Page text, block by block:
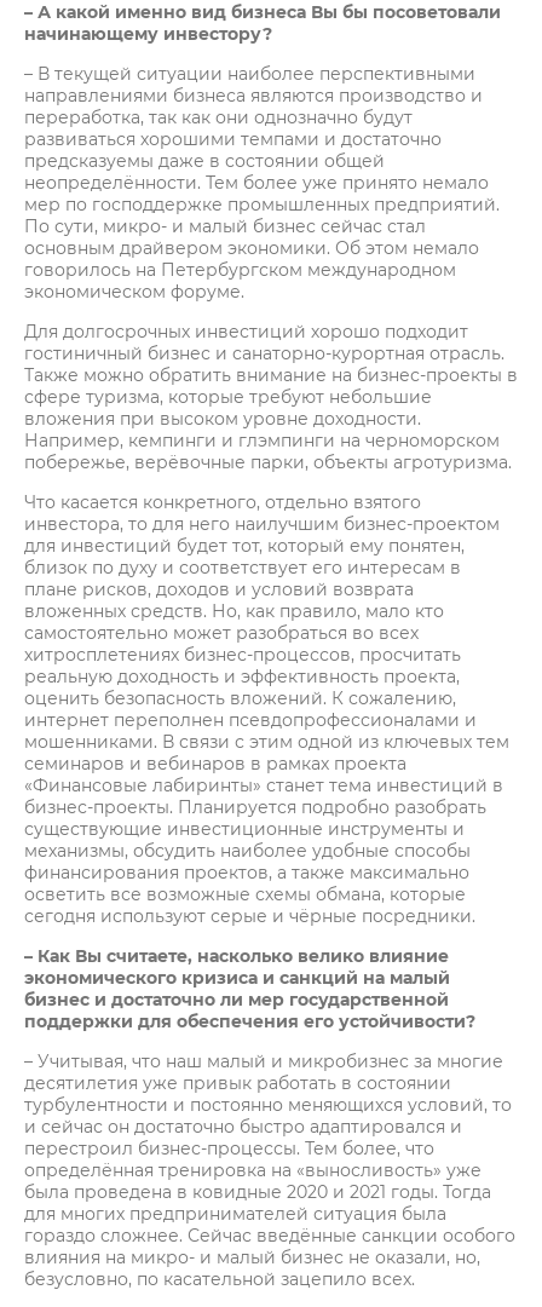
– А какой именно вид бизнеса Вы бы посоветовали
начинающему инвестору?
– В текущей ситуации наиболее перспективными
направлениями бизнеса являются производство и
переработка, так как они однозначно будут
развиваться хорошими темпами и достаточно
предсказуемы даже в состоянии общей
неопределённости. Тем более уже принято немало
мер по господдержке промышленных предприятий.
По сути, микро- и малый бизнес сейчас стал
основным драйвером экономики. Об этом немало
говорилось на Петербургском международном
экономическом форуме.
Для долгосрочных инвестиций хорошо подходит
гостиничный бизнес и санаторно-курортная отрасль.
Также можно обратить внимание на бизнес-проекты в
сфере туризма, которые требуют небольшие
вложения при высоком уровне доходности.
Например, кемпинги и глэмпинги на черноморском
побережье, верёвочные парки, объекты агротуризма.
Что касается конкретного, отдельно взятого
инвестора, то для него наилучшим бизнес-проектом
для инвестиций будет тот, который ему понятен,
близок по духу и соответствует его интересам в
плане рисков, доходов и условий возврата
вложенных средств. Но, как правило, мало кто
самостоятельно может разобраться во всех
хитросплетениях бизнес-процессов, просчитать
реальную доходность и эффективность проекта,
оценить безопасность вложений. К сожалению,
интернет переполнен псевдопрофессионалами и
мошенниками. В связи с этим одной из ключевых тем
семинаров и вебинаров в рамках проекта
«Финансовые лабиринты» станет тема инвестиций в
бизнес-проекты. Планируется подробно разобрать
существующие инвестиционные инструменты и
механизмы, обсудить наиболее удобные способы
финансирования проектов, а также максимально
осветить все возможные схемы обмана, которые
сегодня используют серые и чёрные посредники.
– Как Вы считаете, насколько велико влияние
экономического кризиса и санкций на малый
бизнес и достаточно ли мер государственной
поддержки для обеспечения его устойчивости?
– Учитывая, что наш малый и микробизнес за многие
десятилетия уже привык работать в состоянии
турбулентности и постоянно меняющихся условий, то
и сейчас он достаточно быстро адаптировался и
перестроил бизнес-процессы. Тем более, что
определённая тренировка на «выносливость» уже
была проведена в ковидные 2020 и 2021 годы. Тогда
для многих предпринимателей ситуация была
гораздо сложнее. Сейчас введённые санкции особого
влияния на микро- и малый бизнес не оказали, но,
безусловно, по касательной зацепило всех.